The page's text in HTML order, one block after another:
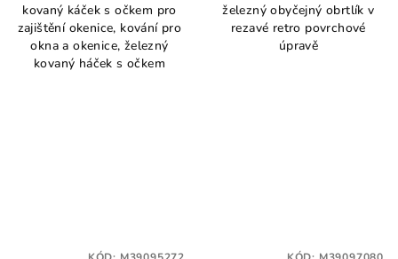
kovaný káček s očkem pro
zajištění okenice, kování pro
okna a okenice, železný
kovaný háček s očkem
železný obyčejný obrtlík v
rezavé retro povrchové
úpravě